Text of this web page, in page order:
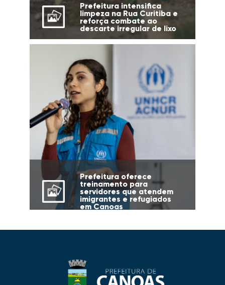
Prefeitura intensifica
limpeza na Rua Curitiba e
reforça combate ao
descarte irregular de lixo
Prefeitura oferece
treinamento para
servidores que atendem
imigrantes e refugiados
em Canoas